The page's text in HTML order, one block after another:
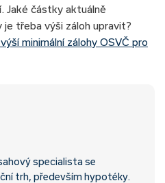
Jaké částky aktuálně
třeba výši záloh upravit?
minimální zálohy OSVČ pro
specialista se
trh, především hypotéky.